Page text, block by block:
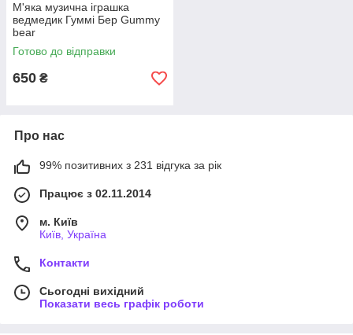
М'яка музична іграшка
ведмедик Гуммі Бер Gummy
bear
Готово до відправки
650 ₴
Про нас
99% позитивних з 231 відгука за рік
Працює з 02.11.2014
м. Київ
Київ, Україна
Контакти
Сьогодні вихідний
Показати весь графік роботи